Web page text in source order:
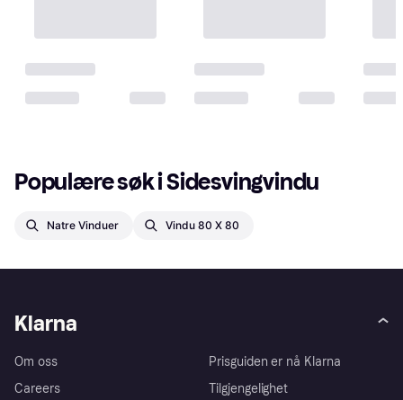
Populære søk i Sidesvingvindu
Natre Vinduer Vindu 80 X 80
Klarna
Om oss
Careers
Prisguiden er nå Klarna
Tilgjengelighet